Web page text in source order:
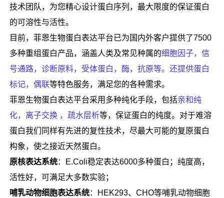
技术团队，为您精心设计蛋白序列，最大限度的保证蛋白
的可溶性与活性。
目前，菲恩生物蛋白表达平台已为国内外客户提供了7500
多种重组蛋白产品，涵盖人类及常见种属的细胞因子，信
号通路，诊断原料，受体蛋白，酶，抗原等。还提供蛋白
标记，偶联等特色服务，满足您的各种需求。
菲恩生物蛋白表达平台采用多种纯化手段，包括亲和纯
化，离子交换 ，疏水层析等，保证蛋白的纯度。对于难溶
蛋白我们同样有先进的复性技术，尽最大可能的复原蛋白
构象，使之接近天然蛋白。
原核表达系统：E.Coli稳定表达6000多种蛋白；纯度高，
活性好，可满足大多数实验；
哺乳动物细胞表达系统：HEK293、CHO等哺乳动物细胞